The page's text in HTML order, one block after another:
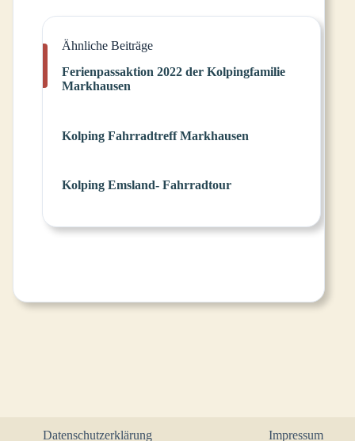
Ähnliche Beiträge
Ferienpassaktion 2022 der Kolpingfamilie
Markhausen
Kolping Fahrradtreff Markhausen
Kolping Emsland- Fahrradtour
Datenschutzerklärung Impressum